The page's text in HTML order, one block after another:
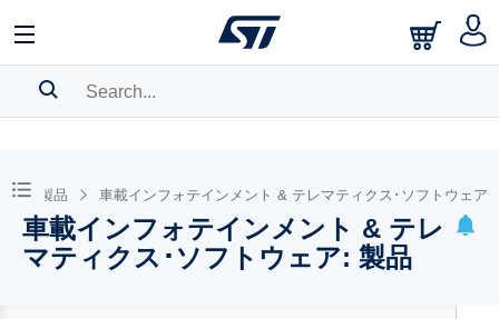
BOOKMARK
Pleaselog into show your saved searches.
ェア製品 車載インフォテインメント & テレマティクス･ソフトウェア
車載インフォテインメント & テレ
マティクス･ソフトウェア: 製品